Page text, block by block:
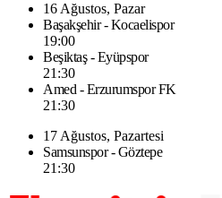
16 Ağustos, Pazar
Başakşehir - Kocaelispor
19:00
Beşiktaş - Eyüpspor
21:30
Amed - Erzurumspor FK
21:30
17 Ağustos, Pazartesi
Samsunspor - Göztepe
21:30